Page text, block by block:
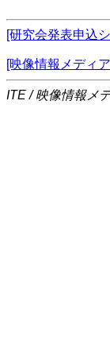
[研究会発表申込
[映像情報メディ
ITE / 映像情報メ